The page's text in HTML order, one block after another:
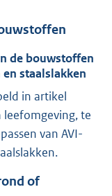
de bouwstoffen
staalslakken
in artikel
te
van AVI-
of